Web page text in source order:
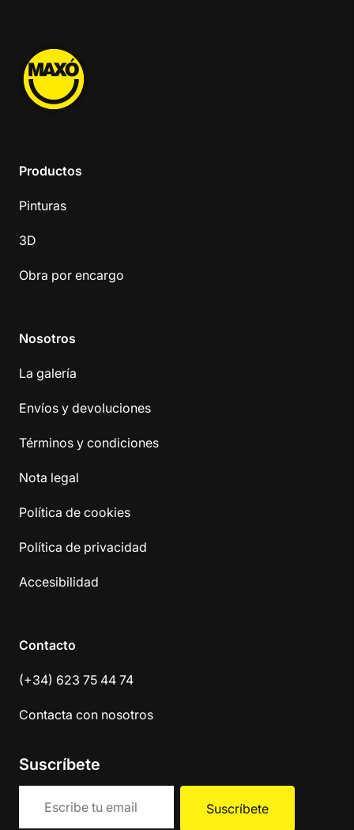
Productos
Pinturas
3D
Obra por encargo
Nosotros
La galería
Envíos y devoluciones
Términos y condiciones
Nota legal
Política de cookies
Política de privacidad
Accesibilidad
Contacto
(+34) 623 75 44 74
Contacta con nosotros
Suscríbete